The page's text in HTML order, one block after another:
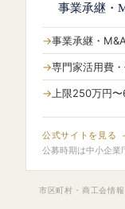
事業承継・
事業承継・
専門家活用費
上限250万円
公式サイトを見る
公募時期は中小企業
市区町村・商工会情